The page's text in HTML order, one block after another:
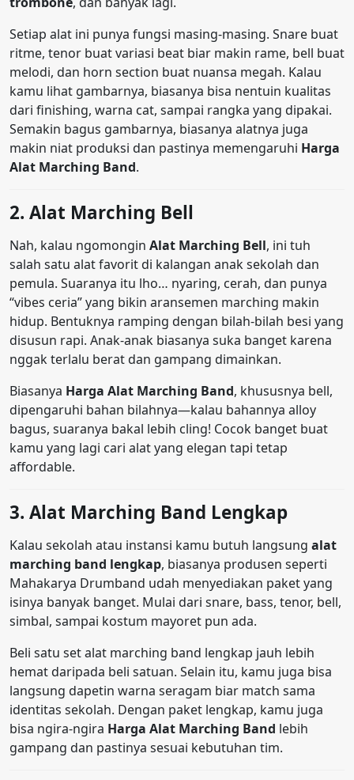
Setiap alat ini punya fungsi masing-masing. Snare buat
ritme, tenor buat variasi beat biar makin rame, bell buat
melodi, dan horn section buat nuansa megah. Kalau
kamu lihat gambarnya, biasanya bisa nentuin kualitas
dari finishing, warna cat, sampai rangka yang dipakai.
Semakin bagus gambarnya, biasanya alatnya juga
makin niat produksi dan pastinya memengaruhi Harga
Alat Marching Band.
2. Alat Marching Bell
Nah, kalau ngomongin Alat Marching Bell, ini tuh
salah satu alat favorit di kalangan anak sekolah dan
pemula. Suaranya itu lho… nyaring, cerah, dan punya
“vibes ceria” yang bikin aransemen marching makin
hidup. Bentuknya ramping dengan bilah-bilah besi yang
disusun rapi. Anak-anak biasanya suka banget karena
nggak terlalu berat dan gampang dimainkan.
Biasanya Harga Alat Marching Band, khususnya bell,
dipengaruhi bahan bilahnya—kalau bahannya alloy
bagus, suaranya bakal lebih cling! Cocok banget buat
kamu yang lagi cari alat yang elegan tapi tetap
affordable.
3. Alat Marching Band Lengkap
Kalau sekolah atau instansi kamu butuh langsung alat
marching band lengkap, biasanya produsen seperti
Mahakarya Drumband udah menyediakan paket yang
isinya banyak banget. Mulai dari snare, bass, tenor, bell,
simbal, sampai kostum mayoret pun ada.
Beli satu set alat marching band lengkap jauh lebih
hemat daripada beli satuan. Selain itu, kamu juga bisa
langsung dapetin warna seragam biar match sama
identitas sekolah. Dengan paket lengkap, kamu juga
bisa ngira-ngira Harga Alat Marching Band lebih
gampang dan pastinya sesuai kebutuhan tim.